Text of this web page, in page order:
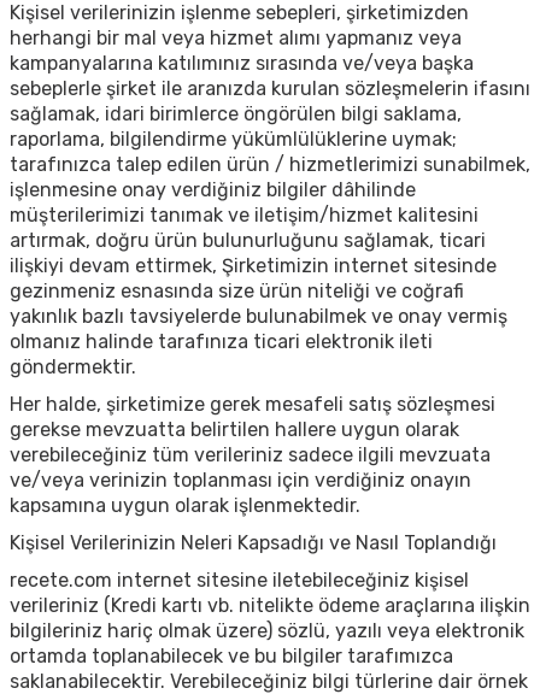
Kişisel verilerinizin işlenme sebepleri, şirketimizden
herhangi bir mal veya hizmet alımı yapmanız veya
kampanyalarına katılımınız sırasında ve/veya başka
sebeplerle şirket ile aranızda kurulan sözleşmelerin ifasını
sağlamak, idari birimlerce öngörülen bilgi saklama,
raporlama, bilgilendirme yükümlülüklerine uymak;
tarafınızca talep edilen ürün / hizmetlerimizi sunabilmek,
işlenmesine onay verdiğiniz bilgiler dâhilinde
müşterilerimizi tanımak ve iletişim/hizmet kalitesini
artırmak, doğru ürün bulunurluğunu sağlamak, ticari
ilişkiyi devam ettirmek, Şirketimizin internet sitesinde
gezinmeniz esnasında size ürün niteliği ve coğrafi
yakınlık bazlı tavsiyelerde bulunabilmek ve onay vermiş
olmanız halinde tarafınıza ticari elektronik ileti
göndermektir.
Her halde, şirketimize gerek mesafeli satış sözleşmesi
gerekse mevzuatta belirtilen hallere uygun olarak
verebileceğiniz tüm verileriniz sadece ilgili mevzuata
ve/veya verinizin toplanması için verdiğiniz onayın
kapsamına uygun olarak işlenmektedir.
Kişisel Verilerinizin Neleri Kapsadığı ve Nasıl Toplandığı
recete.com internet sitesine iletebileceğiniz kişisel
verileriniz (Kredi kartı vb. nitelikte ödeme araçlarına ilişkin
bilgileriniz hariç olmak üzere) sözlü, yazılı veya elektronik
ortamda toplanabilecek ve bu bilgiler tarafımızca
saklanabilecektir. Verebileceğiniz bilgi türlerine dair örnek